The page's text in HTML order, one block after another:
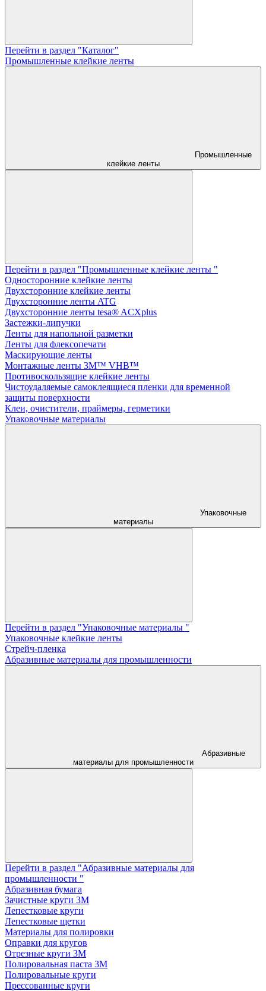
Перейти в раздел "Каталог"
Промышленные клейкие ленты
Промышленные
клейкие ленты
Перейти в раздел "Промышленные клейкие ленты "
Односторонние клейкие ленты
Двухсторонние клейкие ленты
Двухсторонние ленты ATG
Двухсторонние ленты tesa® ACXplus
Застежки-липучки
Ленты для напольной разметки
Ленты для флексопечати
Маскирующие ленты
Монтажные ленты 3M™ VHB™
Противоскользящие клейкие ленты
Чистоудаляемые самоклеящиеся пленки для временной
защиты поверхности
Клеи, очистители, праймеры, герметики
Упаковочные материалы
Упаковочные
материалы
Перейти в раздел "Упаковочные материалы "
Упаковочные клейкие ленты
Стрейч-пленка
Абразивные материалы для промышленности
Абразивные
материалы для промышленности
Перейти в раздел "Абразивные материалы для
промышленности "
Абразивная бумага
Зачистные круги 3М
Лепестковые круги
Лепестковые щетки
Материалы для полировки
Оправки для кругов
Отрезные круги 3М
Полировальная паста 3М
Полировальные круги
Прессованные круги